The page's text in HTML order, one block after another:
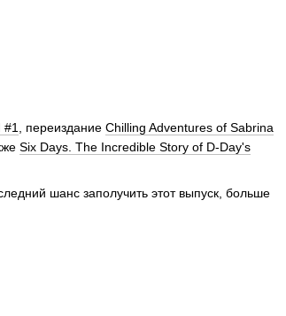
#1 , переиздание Chilling Adventures of Sabrina
Six Days. The Incredible Story of D-Day's
шанс заполучить этот выпуск, больше